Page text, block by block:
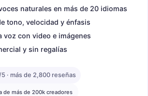
naturales en más de 20 idiomas
tono, velocidad y énfasis
voz con video e imágenes
y sin regalías
· más de 2,800 reseñas
de más de 200k creadores